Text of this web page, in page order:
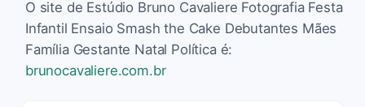
O site de Estúdio Bruno Cavaliere Fotografia Festa
Infantil Ensaio Smash the Cake Debutantes Mães
Família Gestante Natal Política é:
brunocavaliere.com.br